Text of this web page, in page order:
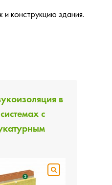
и конструкцию здания.
в
с